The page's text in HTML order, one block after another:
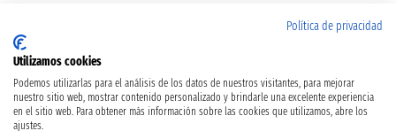
Política de privacidad
Utilizamos cookies
Podemos utilizarlas para el análisis de los datos de nuestros visitantes, para mejorar
nuestro sitio web, mostrar contenido personalizado y brindarle una excelente experiencia
en el sitio web. Para obtener más información sobre las cookies que utilizamos, abre los
ajustes.